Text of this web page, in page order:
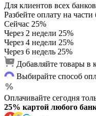
Для клиентов всех банков
Разбейте оплату на части
Сейчас 25%
Через 2 недели 25%
Через 4 недели 25%
Через 6 недель 25%
Добавляйте товары в
Выбирайте способ
Оплачивайте сегодня
25% картой любого